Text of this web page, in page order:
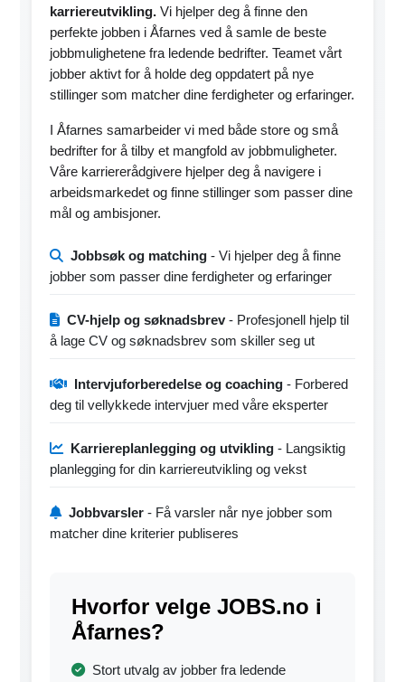
karriereutvikling. Vi hjelper deg å finne den
perfekte jobben i Åfarnes ved å samle de beste
jobbmulighetene fra ledende bedrifter. Teamet vårt
jobber aktivt for å holde deg oppdatert på nye
stillinger som matcher dine ferdigheter og erfaringer.
I Åfarnes samarbeider vi med både store og små
bedrifter for å tilby et mangfold av jobbmuligheter.
Våre karriererådgivere hjelper deg å navigere i
arbeidsmarkedet og finne stillinger som passer dine
mål og ambisjoner.
Jobbsøk og matching - Vi hjelper deg å finne
jobber som passer dine ferdigheter og erfaringer
CV-hjelp og søknadsbrev- Profesjonell hjelp til
å lage CV og søknadsbrev som skiller seg ut
Intervjuforberedelse og coaching - Forbered
deg til vellykkede intervjuer med våre eksperter
Karriereplanlegging og utvikling - Langsiktig
planlegging for din karriereutvikling og vekst
Jobbvarsler - Få varsler når nye jobber som
matcher dine kriterier publiseres
Hvorfor velge JOBS.no i
Åfarnes?
Stort utvalg av jobber fra ledende